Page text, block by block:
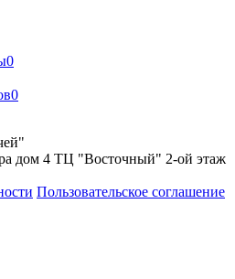
0
0
дом 4 ТЦ "Восточный" 2-ой этаж
Пользовательское соглашение